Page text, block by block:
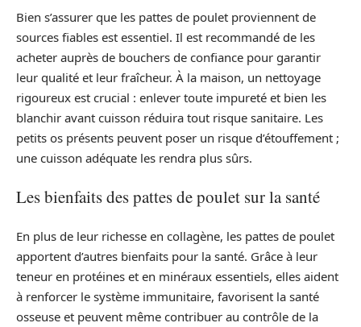
Bien s’assurer que les pattes de poulet proviennent de
sources fiables est essentiel. Il est recommandé de les
acheter auprès de bouchers de confiance pour garantir
leur qualité et leur fraîcheur. À la maison, un nettoyage
rigoureux est crucial : enlever toute impureté et bien les
blanchir avant cuisson réduira tout risque sanitaire. Les
petits os présents peuvent poser un risque d’étouffement ;
une cuisson adéquate les rendra plus sûrs.
Les bienfaits des pattes de poulet sur la santé
En plus de leur richesse en collagène, les pattes de poulet
apportent d’autres bienfaits pour la santé. Grâce à leur
teneur en protéines et en minéraux essentiels, elles aident
à renforcer le système immunitaire, favorisent la santé
osseuse et peuvent même contribuer au contrôle de la